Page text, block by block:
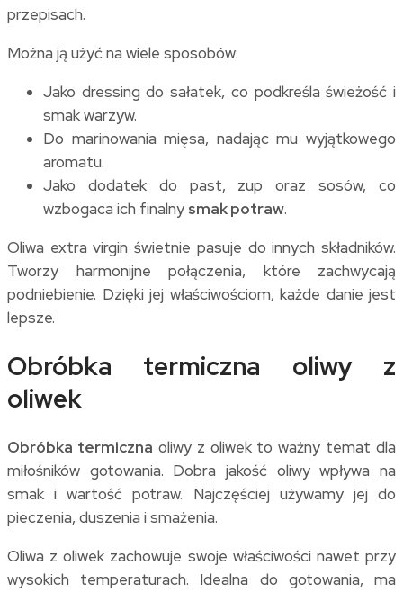
przepisach.
Można ją użyć na wiele sposobów:
Jako dressing do sałatek, co podkreśla świeżość i
smak warzyw.
Do marinowania mięsa, nadając mu wyjątkowego
aromatu.
Jako dodatek do past, zup oraz sosów, co
wzbogaca ich finalny smak potraw.
Oliwa extra virgin świetnie pasuje do innych składników.
Tworzy harmonijne połączenia, które zachwycają
podniebienie. Dzięki jej właściwościom, każde danie jest
lepsze.
Obróbka termiczna oliwy z
oliwek
Obróbka termiczna oliwy z oliwek to ważny temat dla
miłośników gotowania. Dobra jakość oliwy wpływa na
smak i wartość potraw. Najczęściej używamy jej do
pieczenia, duszenia i smażenia.
Oliwa z oliwek zachowuje swoje właściwości nawet przy
wysokich temperaturach. Idealna do gotowania, ma